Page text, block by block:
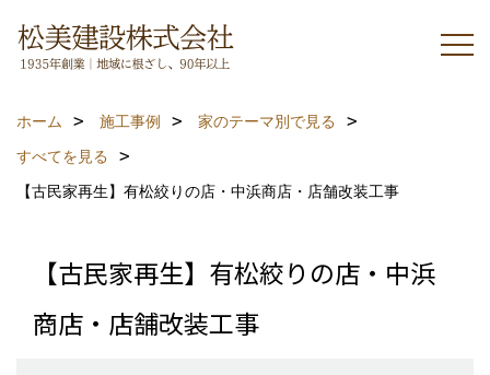
ホーム 施工事例
家のテーマ別で見る
すべてを見る
【古民家再生】有松絞りの店・中浜商店・店舗改装工事
【古民家再生】有松絞りの店・中浜
商店・店舗改装工事